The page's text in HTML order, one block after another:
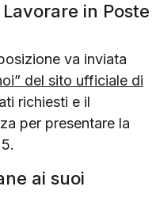
in Poste
va inviata
del sito ufficiale di
richiesti e il
per presentare la
ai suoi